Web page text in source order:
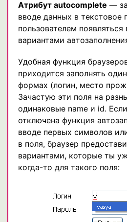
Атрибут autocomplete —
вводе данных в текстовое
пользователем появляться
вариантами
Удобная функция
приходится заполнять
формах (логин, место
Зачастую эти поля на
одинаковые name и id.
отключена функция
вводе первых символов
в поля, браузер
вариантами, которые ты
когда-то для такого поля: